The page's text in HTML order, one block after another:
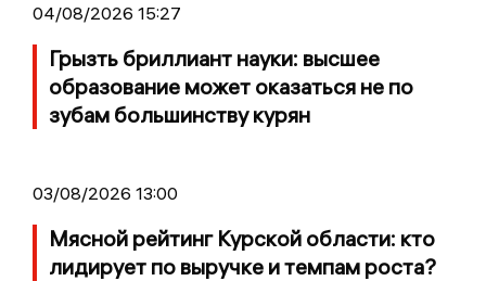
04/08/2026 15:27
Грызть бриллиант науки: высшее
образование может оказаться не по
зубам большинству курян
03/08/2026 13:00
Мясной рейтинг Курской области: кто
лидирует по выручке и темпам роста?